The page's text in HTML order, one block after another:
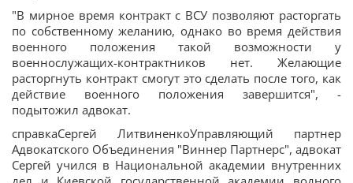
"В мирное время контракт с ВСУ позволяют расторгать
по собственному желанию, однако во время действия
военного положения такой возможности у
военнослужащих-контрактников нет. Желающие
расторгнуть контракт смогут это сделать после того, как
действие военного положения завершится", -
подытожил адвокат.
справкаСергей ЛитвиненкоУправляющий партнер
Адвокатского Объединения "Виннер Партнерс", адвокат
Сергей учился в Национальной академии внутренних